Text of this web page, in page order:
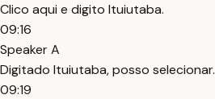
Clico aqui e digito Ituiutaba.
09:16
Speaker A
Digitado Ituiutaba, posso selecionar.
09:19